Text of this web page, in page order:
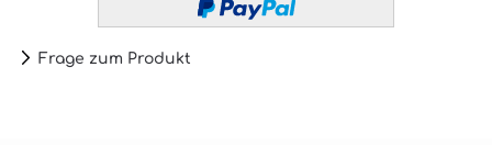
Frage zum Produkt